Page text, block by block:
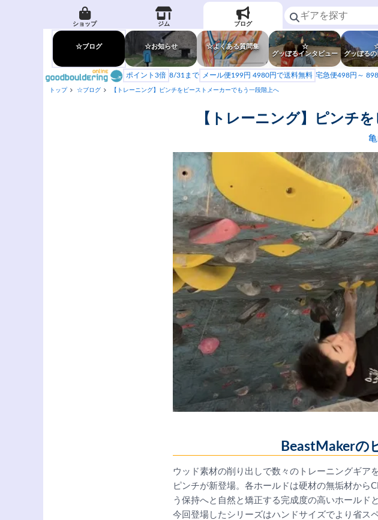
ショップ ジム ブログ
☆ブログ ☆お知らせ ☆よくある質問集
☆
グッぼるインタビュー
グッぼる
ポイント3倍 8/31まで メール便199円 4980円で送料無料 宅急便498円～
トップ ☆ブログ 【トレーニング】ピンチをビーストメーカーでもう一段階上へ
【トレーニング】ピンチ
BeastMakerの
ウッド素材の削り出しで数々のトレーニングギア
ピンチが新登場。各ホールドは硬材の無垢材から
う保持へと自然と矯正する完成度の高いホールド
今回登場したシリーズはハンドサイズでより省ス